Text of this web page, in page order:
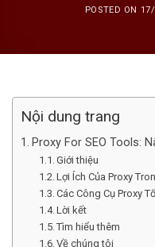
POSTED ON
Nội dung trang
Proxy For SEO Tools:
Giới thiệu
Lợi Ích Của Proxy
Các Công Cụ Proxy
Lời kết
Tìm hiểu thêm
Về chúng tôi